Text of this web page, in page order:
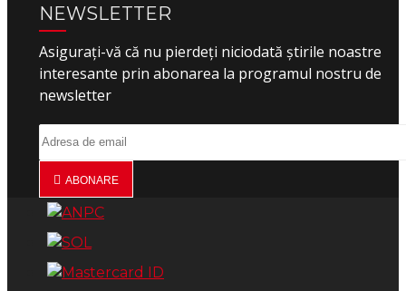
NEWSLETTER
Asigurați-vă că nu pierdeți niciodată știrile noastre
interesante prin abonarea la programul nostru de
newsletter
ABONARE